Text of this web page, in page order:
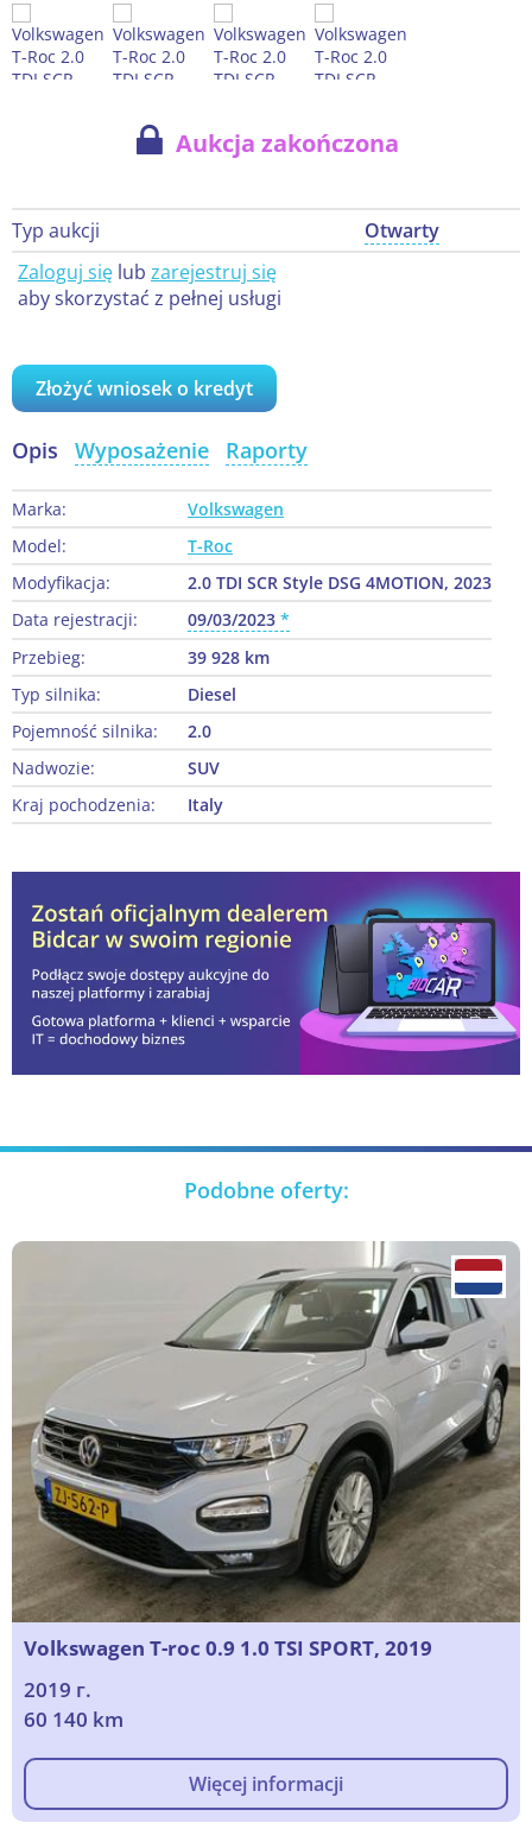
Aukcja zakończona
Typ aukcji
Otwarty
Zaloguj się lub zarejestruj się
aby skorzystać z pełnej usługi
Złożyć wniosek o kredyt
Opis Wyposażenie Raporty
Marka:
Volkswagen
Model:
T-Roc
Modyfikacja:
2.0 TDI SCR Style DSG 4MOTION, 2023
Data rejestracji:
09/03/2023
Przebieg:
39 928 km
Typ silnika:
Diesel
Pojemność silnika:
2.0
Nadwozie:
SUV
Kraj pochodzenia:
Italy
Podobne oferty:
Volkswagen T-roc 0.9 1.0 TSI SPORT, 2019
2019 г.
60 140 km
Więcej informacji